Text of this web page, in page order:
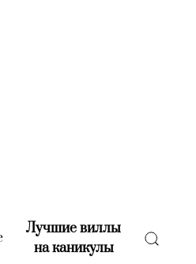
(current)
Лучшие виллы
на каникулы(current)